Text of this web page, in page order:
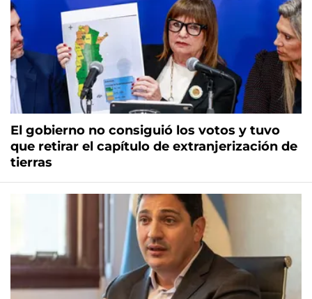
El gobierno no consiguió los votos y tuvo
que retirar el capítulo de extranjerización de
tierras